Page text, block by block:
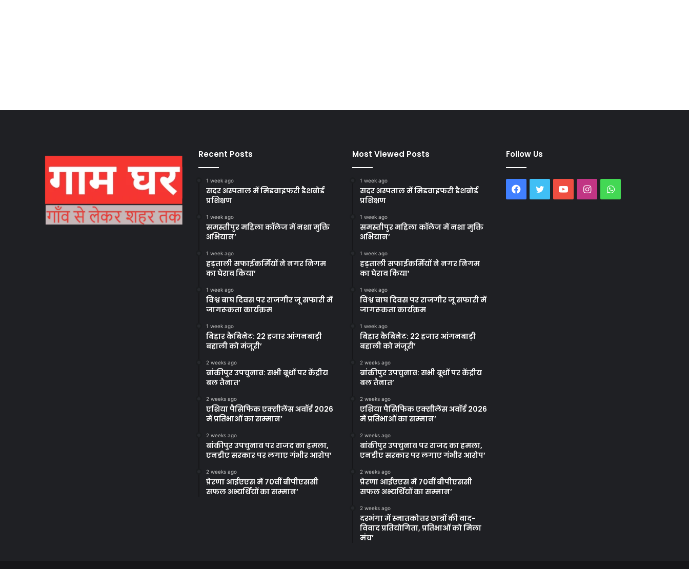
Recent Posts
1 week ago
सदर अस्पताल में मिडवाइफरी डैशबोर्ड
प्रशिक्षण
1 week ago
समस्तीपुर महिला कॉलेज में नशा मुक्ति
अभियान’
1 week ago
हड़ताली सफाईकर्मियों ने नगर निगम
का घेराव किया’
1 week ago
विश्व बाघ दिवस पर राजगीर जू सफारी में
जागरूकता कार्यक्रम
1 week ago
बिहार कैबिनेट: 22 हजार आंगनबाड़ी
बहाली को मंजूरी’
2 weeks ago
बांकीपुर उपचुनाव: सभी बूथों पर केंद्रीय
बल तैनात’
2 weeks ago
एशिया पैसिफिक एक्सीलेंस अवॉर्ड 2026
में प्रतिभाओं का सम्मान’
2 weeks ago
बांकीपुर उपचुनाव पर राजद का हमला,
एनडीए सरकार पर लगाए गंभीर आरोप’
2 weeks ago
प्रेरणा आईएएस में 70वीं बीपीएससी
सफल अभ्यर्थियों का सम्मान’
Most Viewed Posts
1 week ago
सदर अस्पताल में मिडवाइफरी डैशबोर्ड
प्रशिक्षण
1 week ago
समस्तीपुर महिला कॉलेज में नशा मुक्ति
अभियान’
1 week ago
हड़ताली सफाईकर्मियों ने नगर निगम
का घेराव किया’
1 week ago
विश्व बाघ दिवस पर राजगीर जू सफारी में
जागरूकता कार्यक्रम
1 week ago
बिहार कैबिनेट: 22 हजार आंगनबाड़ी
बहाली को मंजूरी’
2 weeks ago
बांकीपुर उपचुनाव: सभी बूथों पर केंद्रीय
बल तैनात’
2 weeks ago
एशिया पैसिफिक एक्सीलेंस अवॉर्ड 2026
में प्रतिभाओं का सम्मान’
2 weeks ago
बांकीपुर उपचुनाव पर राजद का हमला,
एनडीए सरकार पर लगाए गंभीर आरोप’
2 weeks ago
प्रेरणा आईएएस में 70वीं बीपीएससी
सफल अभ्यर्थियों का सम्मान’
2 weeks ago
दरभंगा में स्नातकोत्तर छात्रों की वाद-
विवाद प्रतियोगिता, प्रतिभाओं को मिला
मंच’
Follow Us
Facebook
TwitterYouTubeInstagramWhatsApp